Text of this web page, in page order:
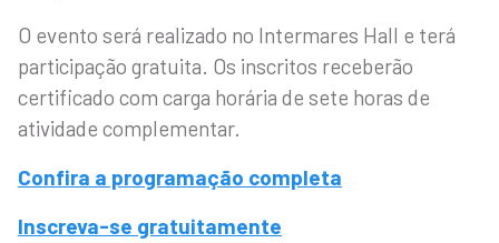
O evento será realizado no Intermares Hall e terá
participação gratuita. Os inscritos receberão
certificado com carga horária de sete horas de
atividade complementar.
Confira a programação completa
Inscreva-se gratuitamente